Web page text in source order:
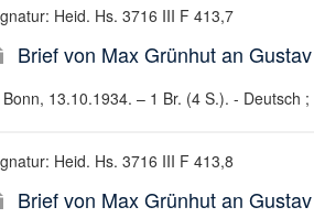
Heid. Hs. 3716 III F 413,7
Brief von Max Grünhut an
Bonn, 13.10.1934. – 1 Br. (4 S.). - Deutsch
Heid. Hs. 3716 III F 413,8
Brief von Max Grünhut an